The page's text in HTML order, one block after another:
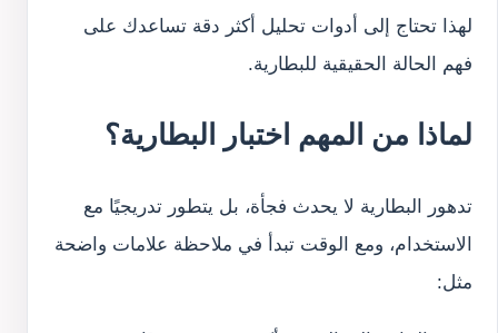
لهذا تحتاج إلى أدوات تحليل أكثر دقة تساعدك على
فهم الحالة الحقيقية للبطارية.
لماذا من المهم اختبار البطارية؟
تدهور البطارية لا يحدث فجأة، بل يتطور تدريجيًا مع
الاستخدام، ومع الوقت تبدأ في ملاحظة علامات واضحة
مثل: